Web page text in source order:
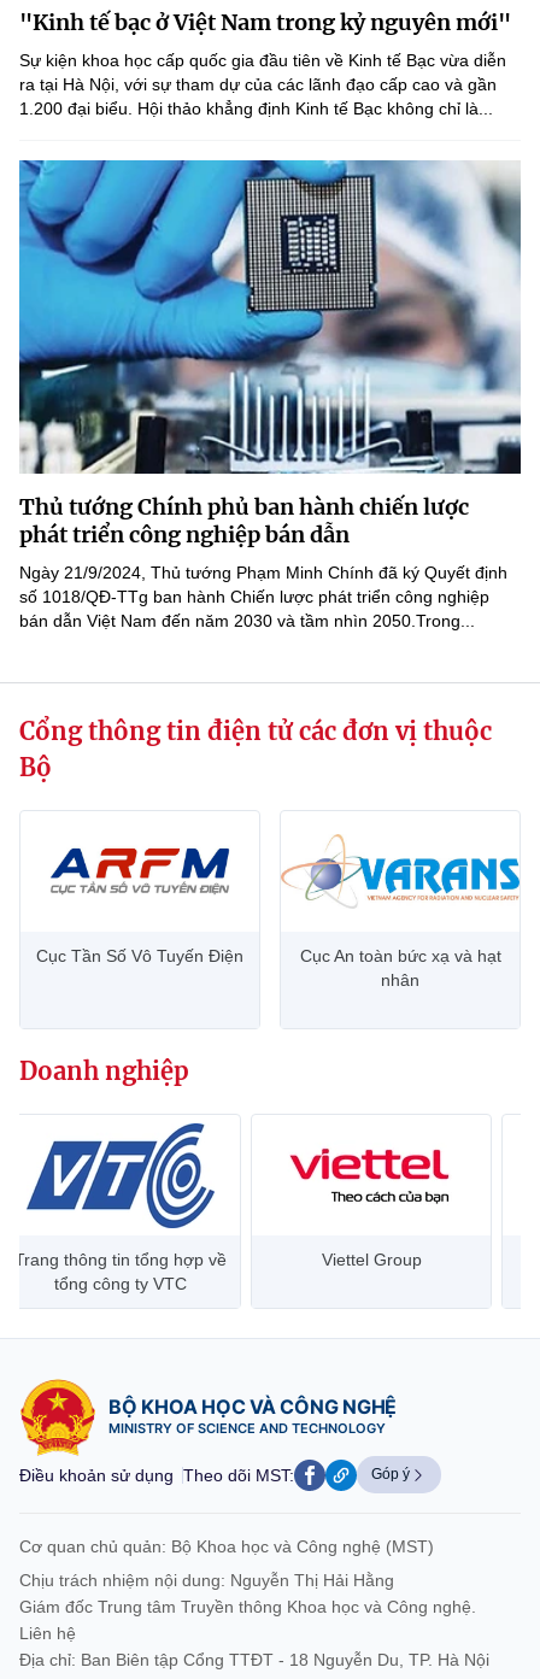
Email:stc@mst.gov.vn
©2026 Bản quyền thuộc Bộ Khoa Học và Công Nghệ
(Ghi rõ nguồn "https://mst.gov.vn" khi phát hành lại thông tin từ
website này)
"Kinh tế bạc ở Việt Nam trong kỷ nguyên mới"
Sự kiện khoa học cấp quốc gia đầu tiên về Kinh tế Bạc vừa diễn
ra tại Hà Nội, với sự tham dự của các lãnh đạo cấp cao và gần
1.200 đại biểu. Hội thảo khẳng định Kinh tế Bạc không chỉ là...
Thủ tướng Chính phủ ban hành chiến lược
phát triển công nghiệp bán dẫn
Ngày 21/9/2024, Thủ tướng Phạm Minh Chính đã ký Quyết định
số 1018/QĐ-TTg ban hành Chiến lược phát triển công nghiệp
bán dẫn Việt Nam đến năm 2030 và tầm nhìn 2050.Trong...
Cổng thông tin điện tử các đơn vị thuộc
Bộ
Cục Tần Số Vô Tuyến Điện
Cục An toàn bức xạ và hạt
nhân
Doanh nghiệp
Trang thông tin tổng hợp về
tổng công ty VTC
Viettel Group
BỘ KHOA HỌC VÀ CÔNG NGHỆ
MINISTRY OF SCIENCE AND TECHNOLOGY
Điều khoản sử dụng Theo dõi MST: Góp ý
Cơ quan chủ quản: Bộ Khoa học và Công nghệ (MST)
Chịu trách nhiệm nội dung: Nguyễn Thị Hải Hằng
Giám đốc Trung tâm Truyền thông Khoa học và Công nghệ.
Liên hệ
Địa chỉ: Ban Biên tập Cổng TTĐT - 18 Nguyễn Du, TP. Hà Nội